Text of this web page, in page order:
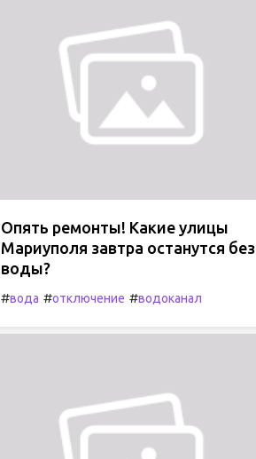
Опять ремонты! Какие улицы
Мариуполя завтра останутся без
воды?
#вода #отключение #водоканал